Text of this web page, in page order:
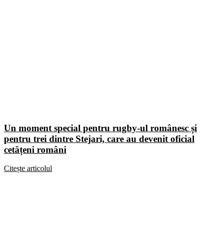
Un moment special pentru rugby-ul românesc și
pentru trei dintre Stejari, care au devenit oficial
cetățeni români
Citește articolul